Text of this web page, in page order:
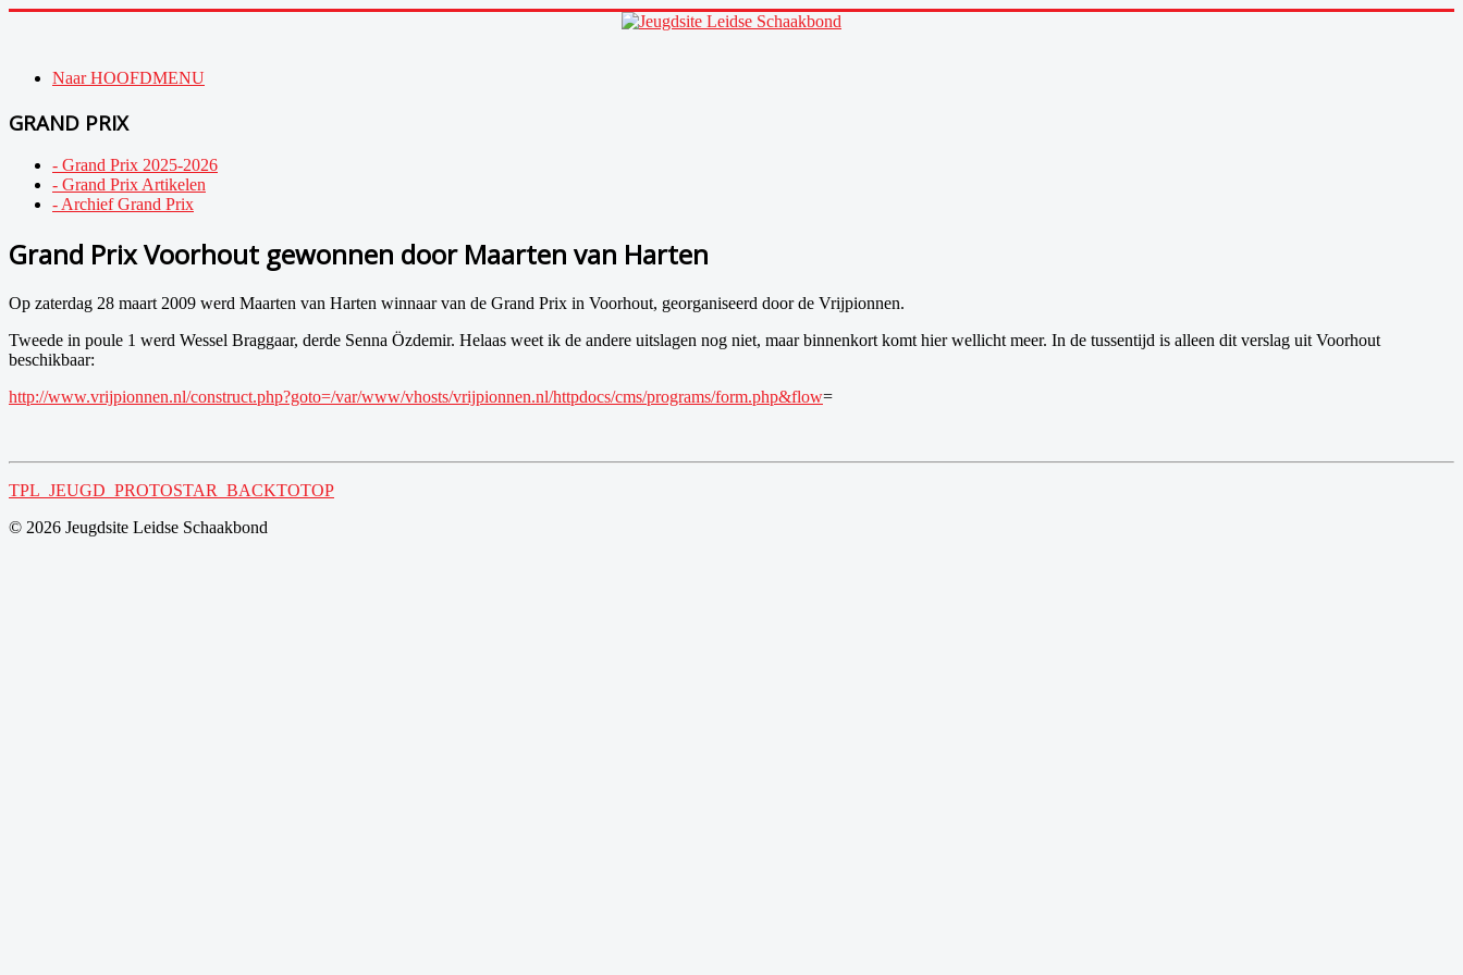
Naar HOOFDMENU
GRAND PRIX
- Grand Prix 2025-2026
- Grand Prix Artikelen
- Archief Grand Prix
Grand Prix Voorhout gewonnen door Maarten van Harten
Op zaterdag 28 maart 2009 werd Maarten van Harten winnaar van de Grand Prix in Voorhout, georganiseerd door de Vrijpionnen.
Tweede in poule 1 werd Wessel Braggaar, derde Senna Özdemir. Helaas weet ik de andere uitslagen nog niet, maar binnenkort komt hier wellicht meer. In de tussentijd is alleen dit verslag uit Voorhout
beschikbaar:
http://www.vrijpionnen.nl/construct.php?goto=/var/www/vhosts/vrijpionnen.nl/httpdocs/cms/programs/form.php&flow=
TPL_JEUGD_PROTOSTAR_BACKTOTOP
© 2026 Jeugdsite Leidse Schaakbond